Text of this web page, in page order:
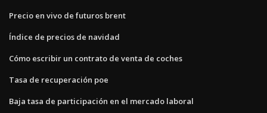
Precio en vivo de futuros brent
Índice de precios de navidad
Cómo escribir un contrato de venta de coches
Tasa de recuperación poe
Baja tasa de participación en el mercado laboral